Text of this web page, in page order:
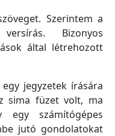
Szerintem a
Bizonyos
által létrehozott
jegyzetek írására
sima füzet volt, ma
számítógépes
jutó gondolatokat